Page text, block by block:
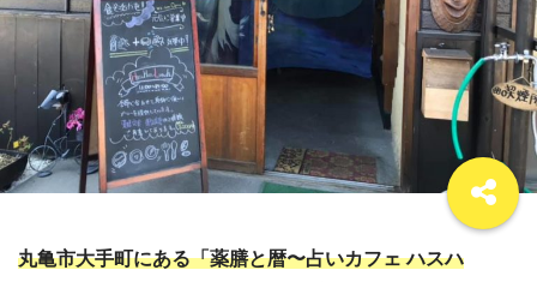
丸亀市大手町にある「薬膳と暦〜占いカフェ ハスハ